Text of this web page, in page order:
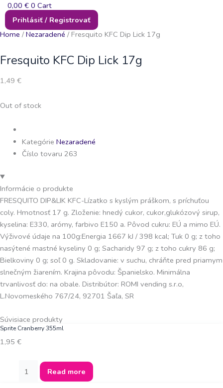
0,00 € 0 Cart
Prihlásiť / Registrovať
Home / Nezaradené / Fresquito KFC Dip Lick 17g
Fresquito KFC Dip Lick 17g
1,49 €
Out of stock
Kategórie Nezaradené
Číslo tovaru 263
Informácie o produkte
FRESQUITO DIP&LIK KFC-Lízatko s kyslým práškom, s príchuťou
coly. Hmotnosť 17 g. Zloženie: hnedý cukor, cukor,glukózový sirup,
kyselina: E330, arómy, farbivo E150 a. Pôvod cukru: EÚ a mimo EÚ.
Výživové údaje na 100g:Energia 1667 kJ / 398 kcal; Tuk 0 g; z toho
nasýtené mastné kyseliny 0 g; Sacharidy 97 g; z toho cukry 86 g;
Bielkoviny 0 g; soľ 0 g. Skladovanie: v suchu, chráňte pred priamym
slnečným žiarením. Krajina pôvodu: Španielsko. Minimálna
trvanlivosť do: na obale. Distribútor: ROMI vending s.r.o,
L.Novomeského 767/24, 92701 Šaľa, SR
Súvisiace produkty
Sprite Cranberry 355ml
1,95 €
Read more